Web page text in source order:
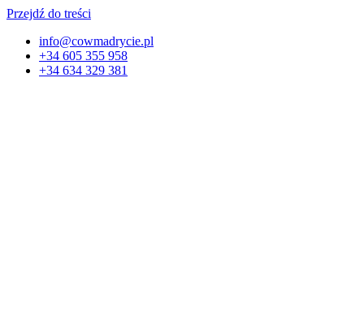
Przejdź do treści
info@cowmadrycie.pl
+34 605 355 958
+34 634 329 381​